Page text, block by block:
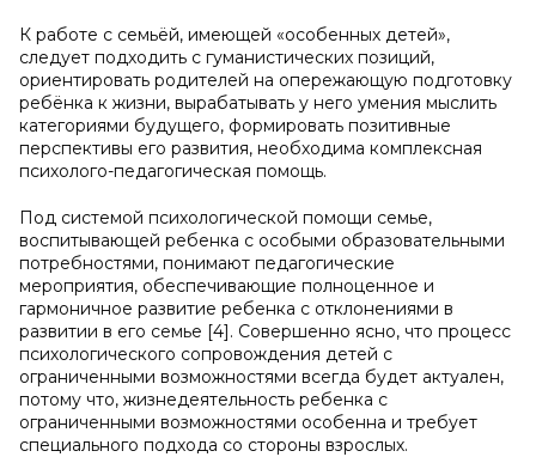
К работе с семьёй, имеющей «особенных детей»,
следует подходить с гуманистических позиций,
ориентировать родителей на опережающую подготовку
ребёнка к жизни, вырабатывать у него умения мыслить
категориями будущего, формировать позитивные
перспективы его развития, необходима комплексная
психолого-педагогическая помощь.
Под системой психологической помощи семье,
воспитывающей ребенка с особыми образовательными
потребностями, понимают педагогические
мероприятия, обеспечивающие полноценное и
гармоничное развитие ребенка с отклонениями в
развитии в его семье [4]. Совершенно ясно, что процесс
психологического сопровождения детей с
ограниченными возможностями всегда будет актуален,
потому что, жизнедеятельность ребенка с
ограниченными возможностями особенна и требует
специального подхода со стороны взрослых.